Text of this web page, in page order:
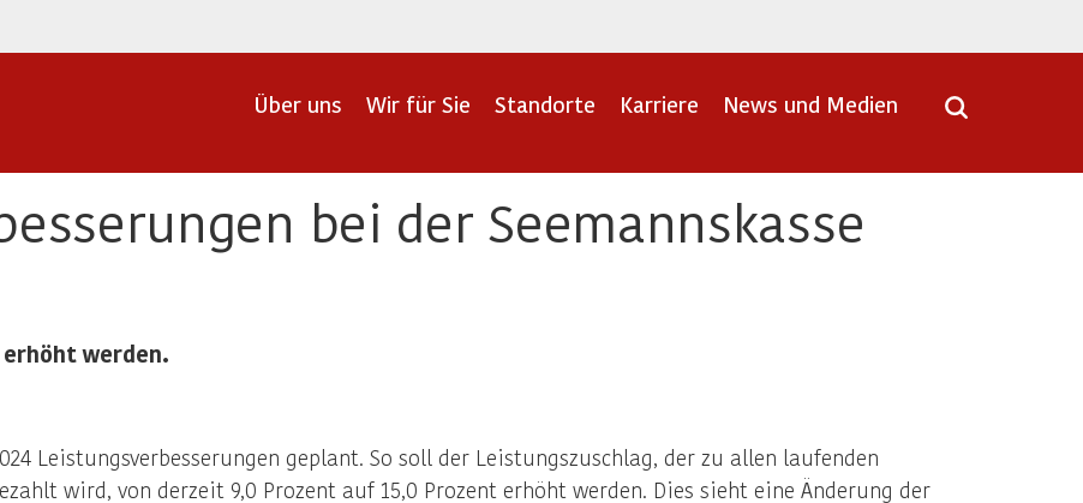
Über uns Wir für Sie Standorte Karriere News und Medien
bei der Seemannskasse
erhöht werden.
Leistungsverbesserungen geplant. So soll der Leistungszuschlag, der zu allen laufenden
wird, von derzeit 9,0 Prozent auf 15,0 Prozent erhöht werden. Dies sieht eine Änderung der